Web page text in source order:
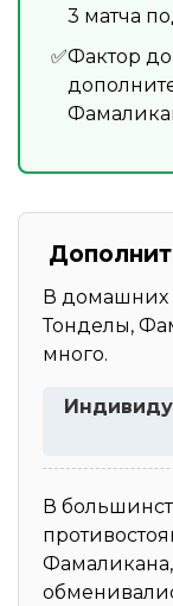
3 матча
Фактор
В домашних
Тонделы,
много.
В